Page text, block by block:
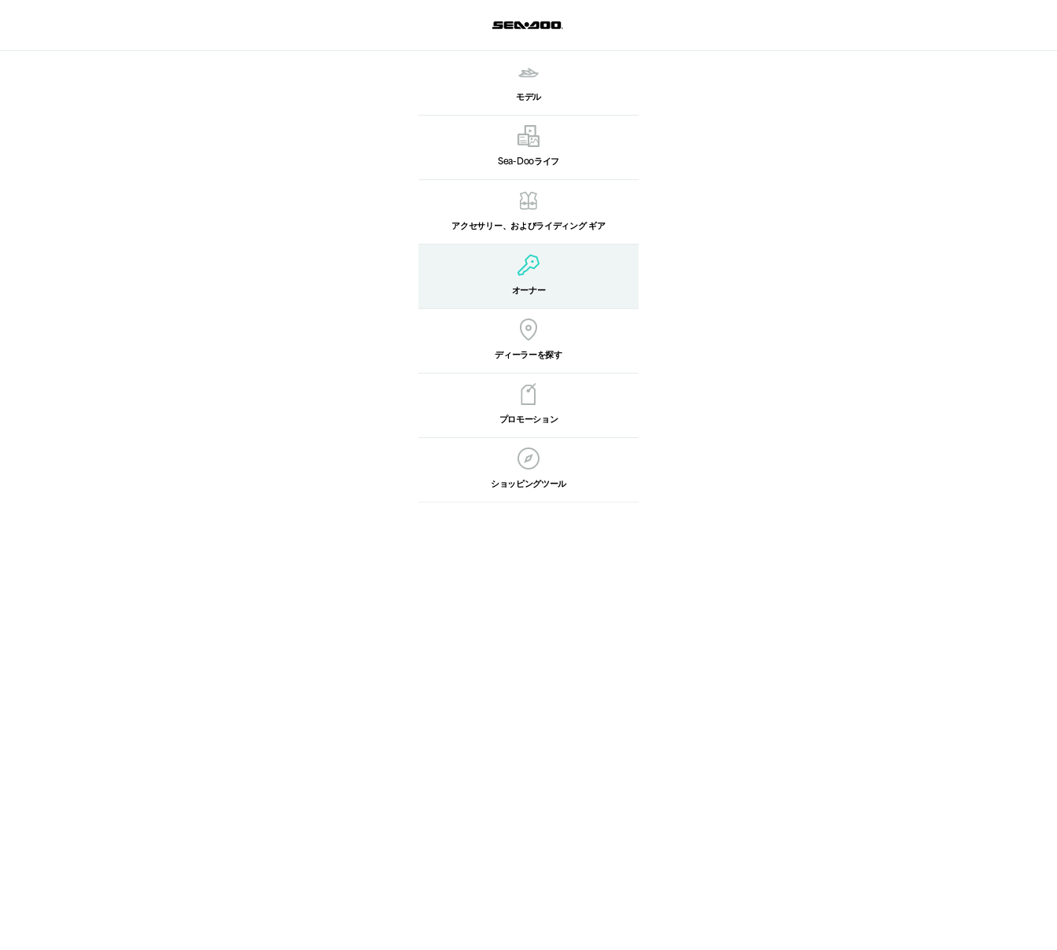
モデル
Sea-Dooライフ
アクセサリー、およびライディング ギア
オーナー
ディーラーを探す
プロモーション
ショッピングツール